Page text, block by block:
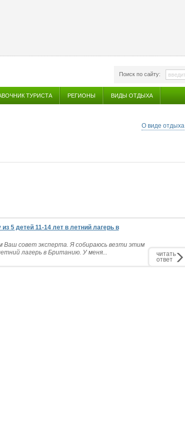
Поиск по сайту:
ТУРИСТА РЕГИОНЫ ВИДЫ ОТДЫХА
О виде отдыха
5 детей 11-14 лет в летний лагерь в
Ваш совет эксперта. Я собираюсь везти этим
лагерь в Британию. У меня...
читать
ответ